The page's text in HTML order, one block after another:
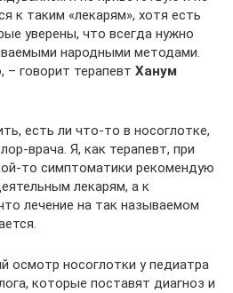
к таким «лекарям», хотя есть
уверены, что всегда нужно
народными методами.
– говорит терапевт Ханум
есть ли что-то в носоглотке,
врача. Я, как терапевт, при
то симптоматики рекомендую
лекарям, а к
лечение на так называемом
осмотр носоглотки у педиатра
которые поставят диагноз и